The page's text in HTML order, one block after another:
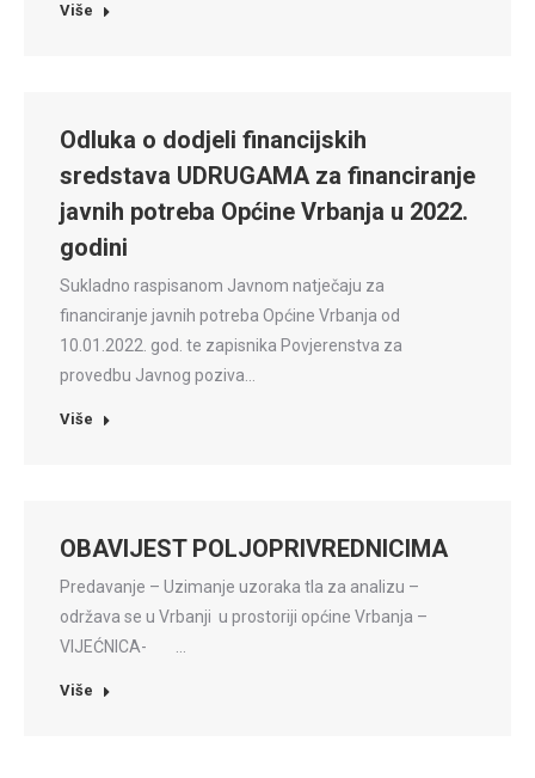
Više
Odluka o dodjeli financijskih
sredstava UDRUGAMA za financiranje
javnih potreba Općine Vrbanja u 2022.
godini
Sukladno raspisanom Javnom natječaju za
financiranje javnih potreba Općine Vrbanja od
10.01.2022. god. te zapisnika Povjerenstva za
provedbu Javnog poziva…
Više
OBAVIJEST POLJOPRIVREDNICIMA
Predavanje – Uzimanje uzoraka tla za analizu –
održava se u Vrbanji u prostoriji općine Vrbanja –
VIJEĆNICA- …
Više